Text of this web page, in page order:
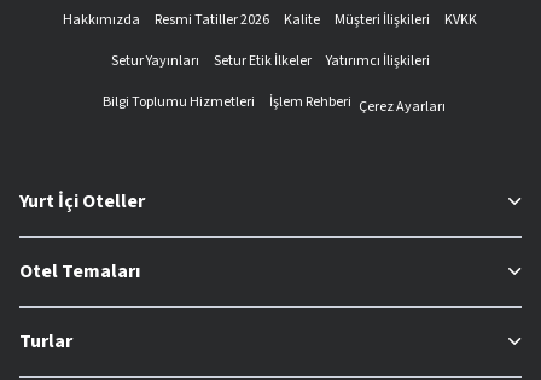
Hakkımızda Resmi Tatiller 2026 Kalite Müşteri İlişkileri
KVKK
Setur Yayınları
Setur Etik İlkeler
Yatırımcı İlişkileri
Bilgi Toplumu Hizmetleri
İşlem Rehberi Çerez Ayarları
Yurt İçi Oteller
Otel Temaları
Turlar